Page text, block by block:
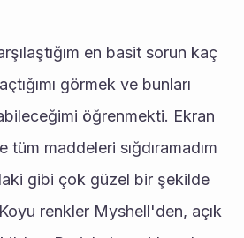
en basit sorun kaç
görmek ve bunları
öğrenmekti. Ekran
tüm maddeleri sığdıramadım
gibi çok güzel bir şekilde
Koyu renkler Myshell'den, açık